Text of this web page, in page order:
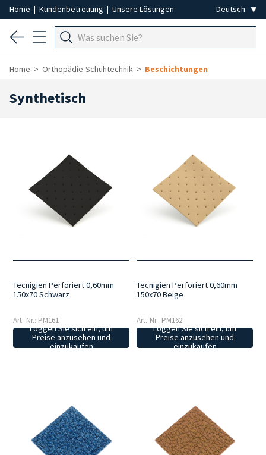
Home | Kundenbetreuung | Unsere Lösungen
Home Orthopädie-Schuhtechnik Beschichtungen
Synthetisch
Tecnigien Perforiert 0,60mm
150x70 Schwarz
Art.-Nr.: PM161
Loggen Sie sich ein, um
Preise anzusehen und
einzukaufen
Tecnigien Perforiert 0,60mm
150x70 Beige
Art.-Nr.: PM162
Loggen Sie sich ein, um
Preise anzusehen und
einzukaufen